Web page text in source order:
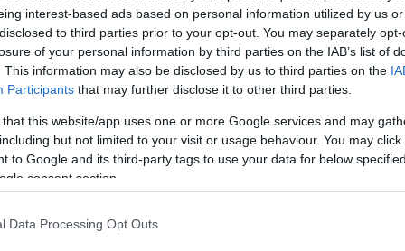
interest-based ads based on personal information utilized by us
to third parties prior to your opt-out. You may separately
of your personal information by third parties on the IAB’s list of
This information may also be disclosed by us to third parties on the
Participants that may further disclose it to other third parties.
that this website/app uses one or more Google services and may
but not limited to your visit or usage behaviour. You may
to Google and its third-party tags to use your data for below
consent section.
Data Processing Opt Outs
το ΕΘΝΟΣ στη Google
ο υποψήφιος για την προεδρία
Γιώργος Παπανδρέου, με πρώτη στάση το
ομιλία του μεταξύ άλλων ανέφερε ότι
με την ελπίδα ότι μπορούμε να κάνουμε
αλλαγή. Αποφάσισα και εγώ να μπω στη
παράταξη, για να προτείνουμε μια
την κάνουμε πλειοψηφική».